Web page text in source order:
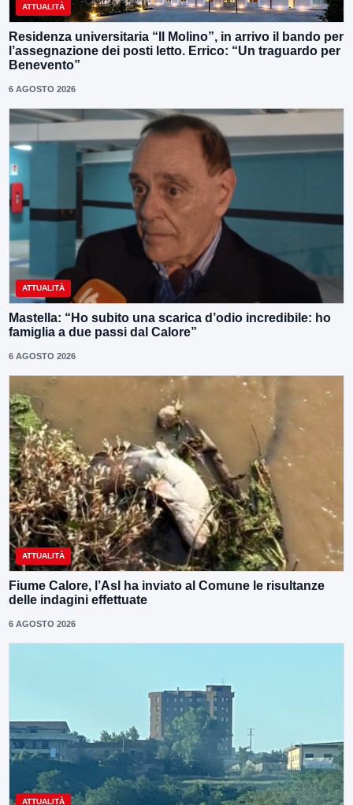
ATTUALITÀ
Residenza universitaria “Il Molino”, in arrivo il bando per
l’assegnazione dei posti letto. Errico: “Un traguardo per
Benevento”
6 AGOSTO 2026
ATTUALITÀ
Mastella: “Ho subito una scarica d’odio incredibile: ho
famiglia a due passi dal Calore”
6 AGOSTO 2026
ATTUALITÀ
Fiume Calore, l’Asl ha inviato al Comune le risultanze
delle indagini effettuate
6 AGOSTO 2026
ATTUALITÀ